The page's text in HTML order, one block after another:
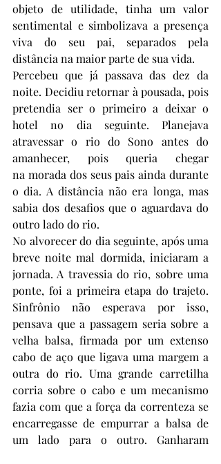
objeto de utilidade, tinha um valor
sentimental e simbolizava a presença
viva do seu pai, separados pela
distância na maior parte de sua vida.
Percebeu que já passava das dez da
noite. Decidiu retornar à pousada, pois
pretendia ser o primeiro a deixar o
hotel no dia seguinte. Planejava
atravessar o rio do Sono antes do
amanhecer, pois queria chegar
na morada dos seus pais ainda durante
o dia. A distância não era longa, mas
sabia dos desafios que o aguardava do
outro lado do rio.
No alvorecer do dia seguinte, após uma
breve noite mal dormida, iniciaram a
jornada. A travessia do rio, sobre uma
ponte, foi a primeira etapa do trajeto.
Sinfrônio não esperava por isso,
pensava que a passagem seria sobre a
velha balsa, firmada por um extenso
cabo de aço que ligava uma margem a
outra do rio. Uma grande carretilha
corria sobre o cabo e um mecanismo
fazia com que a força da correnteza se
encarregasse de empurrar a balsa de
um lado para o outro. Ganharam